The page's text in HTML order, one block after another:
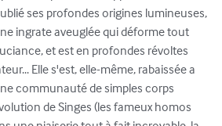
ses profondes origines lumineuses,
ingrate aveuglée qui déforme tout
et est en profondes révoltes
Elle s'est, elle-même, rabaissée a
communauté de simples corps
de Singes (les fameux homos